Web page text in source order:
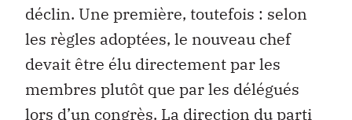
déclin. Une première, toutefois : selon
les règles adoptées, le nouveau chef
devait être élu directement par les
membres plutôt que par les délégués
lors d’un congrès. La direction du parti